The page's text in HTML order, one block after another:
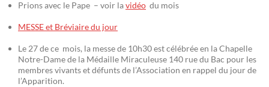
Prions avec le Pape – voir lavidéo du mois
MESSE et Bréviaire du jour
Le 27 de ce mois, la messe de 10h30 est célébrée en la Chapelle
Notre-Dame de la Médaille Miraculeuse 140 rue du Bac pour les
membres vivants et défunts de l’Association en rappel du jour de
l’Apparition.